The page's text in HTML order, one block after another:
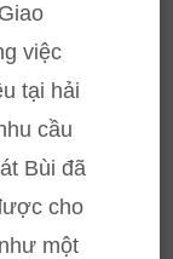
việc
tại hải
cầu
Bùi đã
cho
một